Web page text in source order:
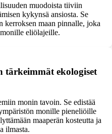
muodoista tiiviin
kykynsä ansiosta. Se
kerroksen maan pinnalle, joka
eliölajeille.
tärkeimmät ekologiset
monin tavoin. Se edistää
monille pieneliöille
maaperän kosteutta ja
ilmasta.